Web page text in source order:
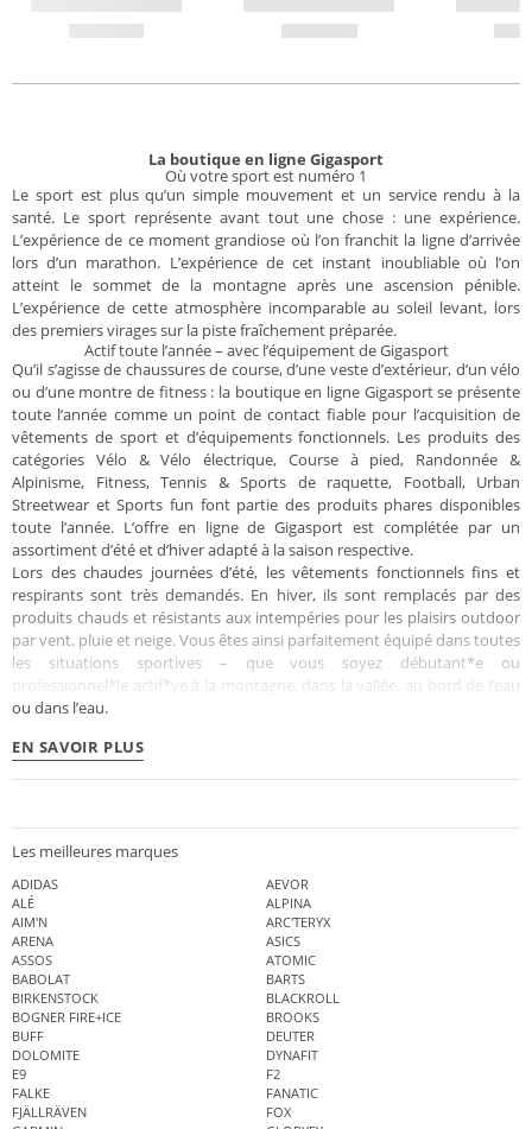
La boutique en ligne Gigasport
Où votre sport est numéro 1
Le sport est plus qu’un simple mouvement et un service rendu à la
santé. Le sport représente avant tout une chose : une expérience.
L’expérience de ce moment grandiose où l’on franchit la ligne d’arrivée
lors d’un marathon. L’expérience de cet instant inoubliable où l’on
atteint le sommet de la montagne après une ascension pénible.
L’expérience de cette atmosphère incomparable au soleil levant, lors
des premiers virages sur la piste fraîchement préparée.
Actif toute l’année – avec l’équipement de Gigasport
Qu’il s’agisse de chaussures de course, d’une veste d’extérieur, d’un vélo
ou d’une montre de fitness : la boutique en ligne Gigasport se présente
toute l’année comme un point de contact fiable pour l’acquisition de
vêtements de sport et d’équipements fonctionnels. Les produits des
catégories Vélo & Vélo électrique, Course à pied, Randonnée &
Alpinisme, Fitness, Tennis & Sports de raquette, Football, Urban
Streetwear et Sports fun font partie des produits phares disponibles
toute l’année. L’offre en ligne de Gigasport est complétée par un
assortiment d’été et d’hiver adapté à la saison respective.
Lors des chaudes journées d’été, les vêtements fonctionnels fins et
respirants sont très demandés. En hiver, ils sont remplacés par des
produits chauds et résistants aux intempéries pour les plaisirs outdoor
par vent, pluie et neige. Vous êtes ainsi parfaitement équipé dans toutes
les situations sportives – que vous soyez débutant*e ou
professionnel*le actif*ve à la montagne, dans la vallée, au bord de l’eau
ou dans l’eau.
EN SAVOIR PLUS
Les meilleures marques
ADIDAS
AEVOR
ALÉ
ALPINA
AIM'N
ARC'TERYX
ARENA
ASICS
ASSOS
ATOMIC
BABOLAT
BARTS
BIRKENSTOCK
BLACKROLL
BOGNER FIRE+ICE
BROOKS
BUFF
DEUTER
DOLOMITE
DYNAFIT
E9
F2
FALKE
FANATIC
FJÄLLRÄVEN
FOX